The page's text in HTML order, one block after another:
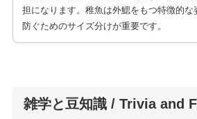
担になります。稚魚は外鰓をもつ特徴的な
防ぐためのサイズ分けが重要です。
雑学と豆知識 / Trivia and